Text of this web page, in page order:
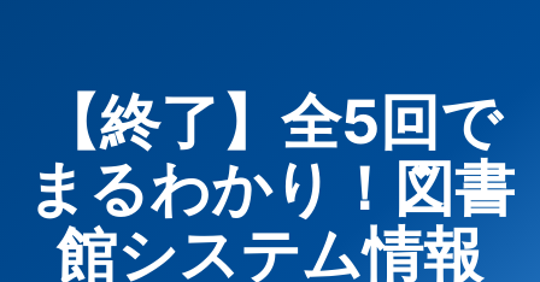
【終了】全5回で
まるわかり！図書
館システム情報